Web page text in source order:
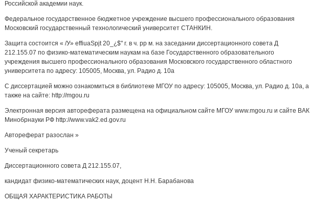
Российской академии наук.
Федеральное государственное бюджетное учреждение высшего профессионального образования
Московский государственный технологический университет СТАНКИН.
Защита состоится « /У» effiuaSpjt 20_¿$" г. в ч. рр м. на заседании диссертационного совета Д
212.155.07 по физико-математическим наукам на базе Государственного образовательного
учреждения высшего профессионального образования Московского государственного областного
университета по адресу: 105005, Москва, ул. Радио д. 10а
С диссертацией можно ознакомиться в библиотеке МГОУ по адресу: 105005, Москва, ул. Радио д. 10а, а
также на сайте: http://mgou.ru
Электронная версия автореферата размещена на официальном сайте МГОУ www.mgou.ru и сайте ВАК
Минобрнауки РФ http://www.vak2.ed.gov.ru
Автореферат разослан »
Ученый секретарь
Диссертационного совета Д 212.155.07,
кандидат физико-математических наук, доцент Н.Н. Барабанова
ОБЩАЯ ХАРАКТЕРИСТИКА РАБОТЫ